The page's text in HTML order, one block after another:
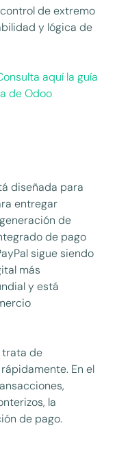
de extremo
y lógica de
aquí la guía
de Odoo
diseñada para
entregar
de
de pago
sigue siendo
más
y está
trata de
En el
la
de pago.